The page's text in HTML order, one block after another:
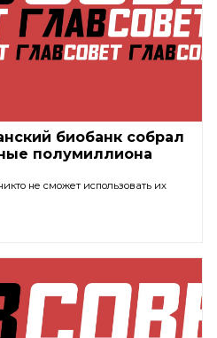
биобанк собрал
полумиллиона
не сможет использовать их